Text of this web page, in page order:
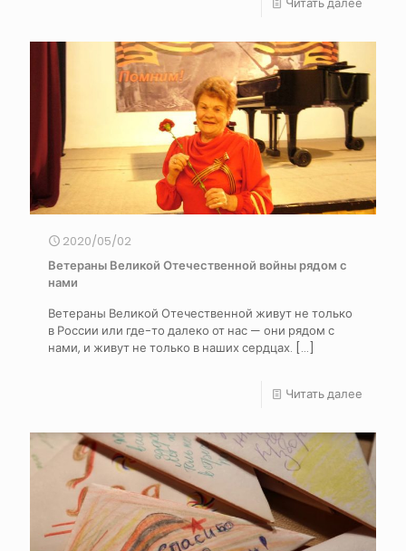
2020/05/02
Ветераны Великой Отечественной войны рядом с
нами
Ветераны Великой Отечественной живут не только
в России или где-то далеко от нас — они рядом с
нами, и живут не только в наших сердцах. […]
Читать далее